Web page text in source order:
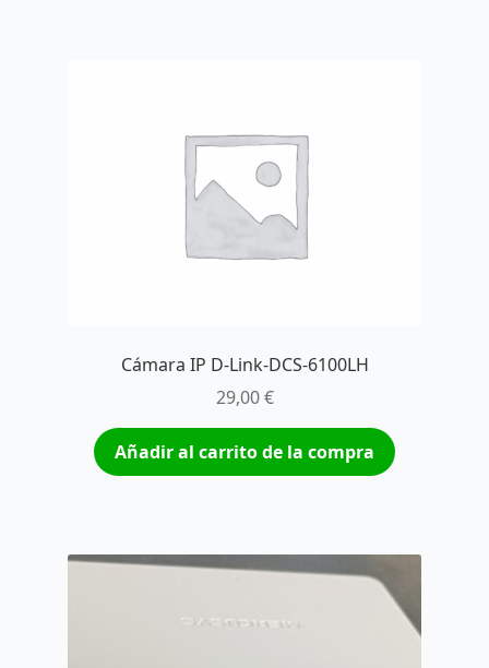
Cámara IP D-Link-DCS-6100LH
29,00€
Añadir al carrito de la compra